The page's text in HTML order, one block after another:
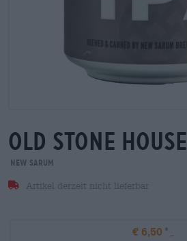
old stone house
New Sarum
Artikel derzeit nicht lieferbar
€ 6,50